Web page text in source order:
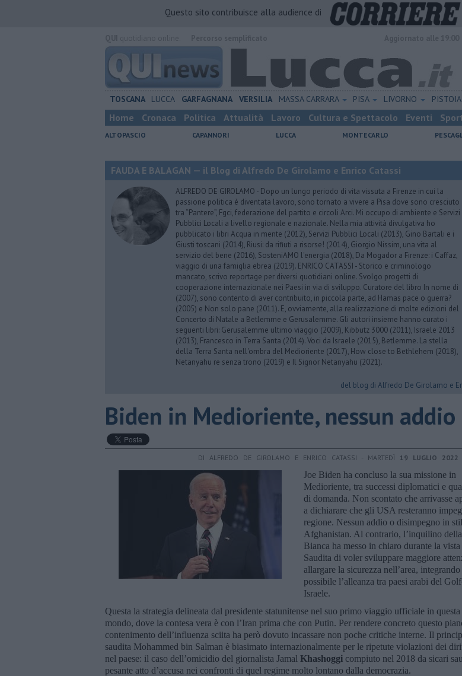
Questo sito contribuisce alla audience di
TOSCANA LUCCA GARFAGNANA VERSILIA MASSA CARRARA PISA LIVORNO PISTOIA
Home Cronaca Politica Attualità Lavoro Cultura e Spettacolo Eventi
ALTOPASCIO CAPANNORI LUCCA MONTECARLO
FAUDA E BALAGAN — il Blog di Alfredo De Girolamo e Enrico Catassi
ALFREDO DE GIROLAMO - Dopo un lungo periodo di vita vissuta a Firenze in cui la
passione politica è diventata lavoro, sono tornato a vivere a Pisa dove sono cresciuto
tra “Pantere”, Fgci, federazione del partito e circoli Arci. Mi occupo di ambiente e Servizi
Pubblici Locali a livello regionale e nazionale. Nella mia attività divulgativa ho
pubblicato i libri Acqua in mente (2012), Servizi Pubblici Locali (2013), Gino Bartali e i
Giusti toscani (2014), Riusi: da rifiuti a risorse! (2014), Giorgio Nissim, una vita al
servizio del bene (2016), SosteniAMO l'energia (2018), Da Mogador a Firenze: i Caffaz,
viaggio di una famiglia ebrea (2019). ENRICO CATASSI - Storico e criminologo
mancato, scrivo reportage per diversi quotidiani online. Svolgo progetti di
cooperazione internazionale nei Paesi in via di sviluppo. Curatore del libro In nome di
(2007), sono contento di aver contribuito, in piccola parte, ad Hamas pace o guerra?
(2005) e Non solo pane (2011). E, ovviamente, alla realizzazione di molte edizioni del
Concerto di Natale a Betlemme e Gerusalemme. Gli autori insieme hanno curato i
seguenti libri: Gerusalemme ultimo viaggio (2009), Kibbutz 3000 (2011), Israele 2013
(2013), Francesco in Terra Santa (2014). Voci da Israele (2015), Betlemme. La stella
della Terra Santa nell'ombra del Medioriente (2017), How close to Bethlehem (2018),
Netanyahu re senza trono (2019) e Il Signor Netanyahu (2021).
del blog di Alfredo De Girolamo e
Biden in Medioriente, nessun addio
DI ALFREDO DE GIROLAMO E ENRICO CATASSI - MARTEDÌ 19 LUGLIO 2022
Joe Biden ha concluso la sua missione in
Medioriente, tra successi diplomatici e
di domanda. Non scontato che arrivasse
a dichiarare che gli USA resteranno
regione. Nessun addio o disimpegno in
Afghanistan. Al contrario, l’inquilino della
Bianca ha messo in chiaro durante la
Saudita di voler sviluppare maggiore
allargare la sicurezza nell’area,
possibile l’alleanza tra paesi arabi del
Israele.
Questa la strategia delineata dal presidente statunitense nel suo primo viaggio ufficiale in questa
mondo, dove la contesa vera è con l’Iran prima che con Putin. Per rendere concreto questo
contenimento dell’influenza sciita ha però dovuto incassare non poche critiche interne. Il
saudita Mohammed bin Salman è biasimato internazionalmente per le ripetute violazioni dei
nel paese: il caso dell’omicidio del giornalista Jamal Khashoggi compiuto nel 2018 da sicari
pesante atto d’accusa nei confronti di quel regime molto lontano dalla democrazia.